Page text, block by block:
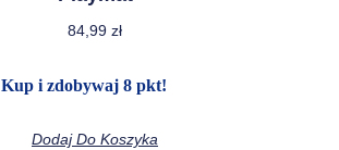
84,99 zł
Kup i zdobywaj 8 pkt!
Dodaj Do Koszyka